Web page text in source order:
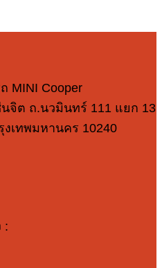
MINI Cooper
จิต ถ.นวมินทร์ 111 แยก 13
เทพมหานคร 10240
: